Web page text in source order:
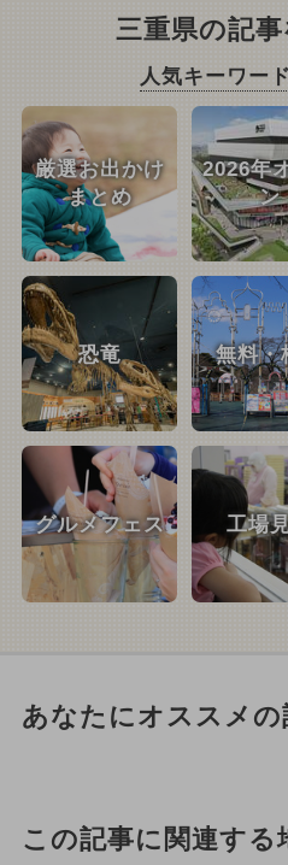
三重県の記
人気キーワー
厳選お出かけ
まとめ
2026年
ン
恐竜 無料・
グルメフェス 工場
あなたにオススメの
この記事に関連する